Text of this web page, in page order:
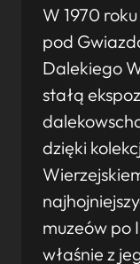
W 1970
pod
Dalekiego
stałą
dzięki
muzeów po
właśnie z